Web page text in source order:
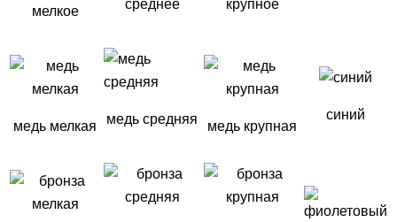
мелкое
среднее
крупное
медь мелкая медь средняя медь крупная синий